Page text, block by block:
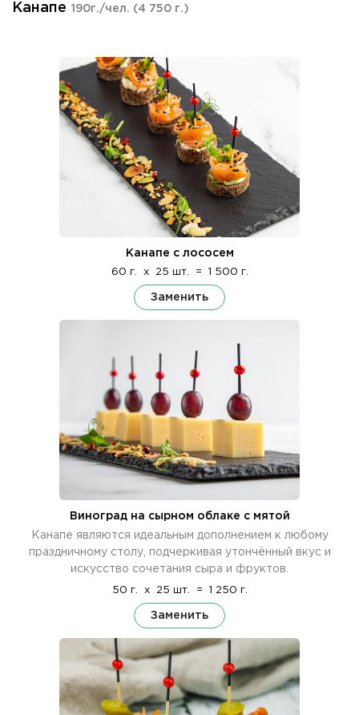
Канапе 190г./чел. (4 750 г.)
Канапе с лососем
60 г. x 25 шт. = 1 500 г.
Заменить
Виноград на сырном облаке с мятой
Канапе являются идеальным дополнением к любому
праздничному столу, подчеркивая утончённый вкус и
искусство сочетания сыра и фруктов.
50 г. x 25 шт. = 1 250 г.
Заменить